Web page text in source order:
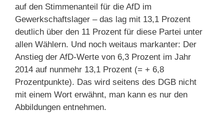
auf den Stimmenanteil für die AfD im
Gewerkschaftslager – das lag mit 13,1 Prozent
deutlich über den 11 Prozent für diese Partei unter
allen Wählern. Und noch weitaus markanter: Der
Anstieg der AfD-Werte von 6,3 Prozent im Jahr
2014 auf nunmehr 13,1 Prozent (= + 6,8
Prozentpunkte). Das wird seitens des DGB nicht
mit einem Wort erwähnt, man kann es nur den
Abbildungen entnehmen.